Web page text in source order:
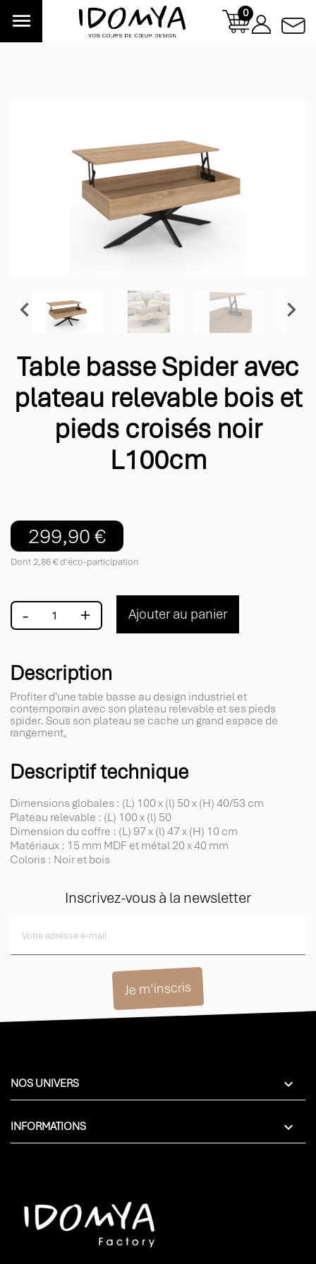
 0
 
Table basse Spider avec
plateau relevable bois et
pieds croisés noir
L100cm
299,90 €
Dont 2,86 € d'éco-participation
- + Ajouter au panier
Description
Profiter d'une table basse au design industriel et
contemporain avec son plateau relevable et ses pieds
spider. Sous son plateau se cache un grand espace de
rangement,
Descriptif technique
Dimensions globales : (L) 100 x (l) 50 x (H) 40/53 cm
Plateau relevable : (L) 100 x (l) 50
Dimension du coffre : (L) 97 x (l) 47 x (H) 10 cm
Matériaux : 15 mm MDF et métal 20 x 40 mm
Coloris : Noir et bois
Inscrivez-vous à la newsletter
NOS UNIVERS 
INFORMATIONS 